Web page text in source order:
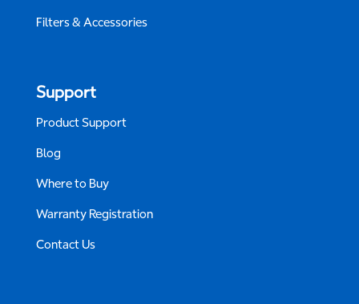
Filters & Accessories
Support
Product Support
Blog
Where to Buy
Warranty Registration
Contact Us